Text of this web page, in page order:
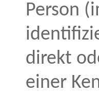
Person
direkt
einer